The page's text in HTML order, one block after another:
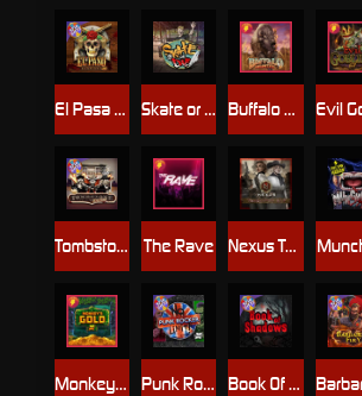
Skate or Die
Nexus Tombstone RIP
Tombstone No Mercy
Book Of Shadows
El Pasa Gunfight xNudge
Monkey's Gold xPays
Buffalo Hunter
Punk Rocker
The Rave